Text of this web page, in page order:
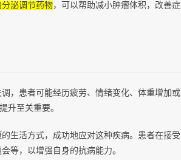
分泌调节药物，可以帮助减小肿瘤体积，改善症
，患者可能经历疲劳、情绪变化、体重增加或
升至关重要。
生活方式，成功地应对这种疾病。患者在接受
等，以增强自身的抗病能力。